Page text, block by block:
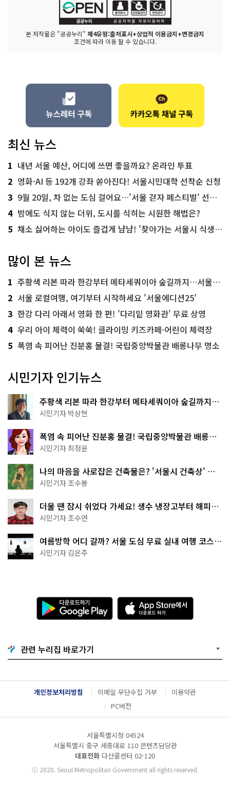
본 저작물은 "공공누리" 제4유형:출처표시+상업적 이용금지+변경금지
조건에 따라 이용 할 수 있습니다.
최신 뉴스
1 내년 서울 예산, 어디에 쓰면 좋을까요? 온라인 투표
2 영화·AI 등 192개 강좌 쏟아진다! 서울시민대학 선착순 신청
3 9월 20일, 차 없는 도심 걸어요…'서울 걷자 페스티벌' 선착순 5천명
4 밤에도 식지 않는 더위, 도시를 식히는 시원한 해법은?
5 채소 싫어하는 아이도 즐겁게 냠냠! '찾아가는 서울시 식생활 교육' 현장
많이 본 뉴스
1 주황색 리본 따라 한강부터 메타세쿼이아 숲길까지…서울둘레길 15코스
2 서울 로컬여행, 여기부터 시작하세요 '서울에디션25'
3 한강 다리 아래서 영화 한 편! '다리밑 영화관' 무료 상영
4 우리 아이 체력이 쑥쑥! 클라이밍 키즈카페·어린이 체력장
5 폭염 속 피어난 진분홍 물결! 국립중앙박물관 배롱나무 명소
시민기자 인기뉴스
주황색 리본 따라 한강부터 메타세쿼이아 숲길까지…
서울둘레길 15코스
시민기자 박상현
폭염 속 피어난 진분홍 물결! 국립중앙박물관 배롱나
무 명소
시민기자 최정윤
나의 마음을 사로잡은 건축물은? '서울시 건축상' 수
상작 공개!
시민기자 조수봉
더울 땐 잠시 쉬었다 가세요! 생수 냉장고부터 해피소
·무더위쉼터까지
시민기자 조수연
여름방학 어디 갈까? 서울 도심 무료 실내 여행 코스
추천
시민기자 김은주
다
운
로
기
G
o
g
l
e
l
A
p
p
e
서
다
운
드
관련 누리집 바로가기
개인정보처리방침 이메일 무단수집 거부
이용약관
PC버전
서울특별시청 04524
서울특별시 중구 세종대로 110 콘텐츠담당관
대표전화 다산콜센터 02-120
ⓒ2020. Seoul Metropolitan Government all rights reserved.